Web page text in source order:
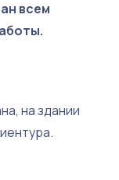
всем
на здании